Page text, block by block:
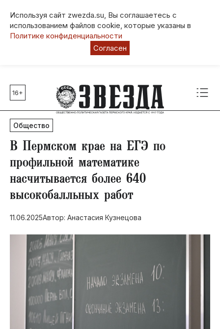
Используя сайт zwezda.su, Вы соглашаетесь с
использованием файлов cookie, которые указаны в
Политике конфиденциальности
Согласен
Главные темы
80 лет Победы
Молодежная столица РФ
СВО
Выборы в Пермском крае
Социальная поддержка
Инфраструктура
Благоустройство
16+
Общество
​В Пермском крае на ЕГЭ по
профильной математике
насчитывается более 640
высокобалльных работ
11.06.2025Автор: Анастасия Кузнецова